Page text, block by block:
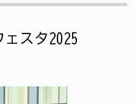
ェスタ2025